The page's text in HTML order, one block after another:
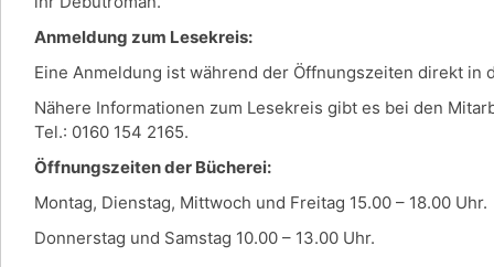
Anmeldung zum Lesekreis:
Eine Anmeldung ist während der Öffnungszeiten direkt
Nähere Informationen zum Lesekreis gibt es bei den
Tel.: 0160 154 2165.
Öffnungszeiten der Bücherei:
Montag, Dienstag, Mittwoch und Freitag 15.00 – 18.00 Uhr.
Donnerstag und Samstag 10.00 – 13.00 Uhr.